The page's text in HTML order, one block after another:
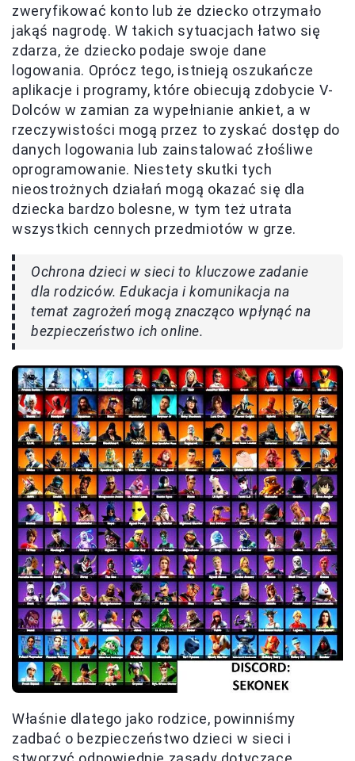
zweryfikować konto lub że dziecko otrzymało
jakąś nagrodę. W takich sytuacjach łatwo się
zdarza, że dziecko podaje swoje dane
logowania. Oprócz tego, istnieją oszukańcze
aplikacje i programy, które obiecują zdobycie V-
Dolców w zamian za wypełnianie ankiet, a w
rzeczywistości mogą przez to zyskać dostęp do
danych logowania lub zainstalować złośliwe
oprogramowanie. Niestety skutki tych
nieostrożnych działań mogą okazać się dla
dziecka bardzo bolesne, w tym też utrata
wszystkich cennych przedmiotów w grze.
Ochrona dzieci w sieci to kluczowe zadanie
dla rodziców. Edukacja i komunikacja na
temat zagrożeń mogą znacząco wpłynąć na
bezpieczeństwo ich online.
Właśnie dlatego jako rodzice, powinniśmy
zadbać o bezpieczeństwo dzieci w sieci i